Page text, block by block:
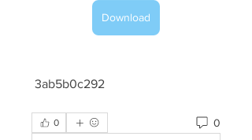
Download
3ab5b0c292
0 0